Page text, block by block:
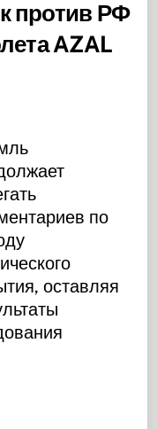
против РФ
AZAL
по
оставляя